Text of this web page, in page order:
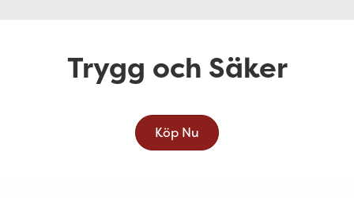
Trygg och Säker
Köp Nu